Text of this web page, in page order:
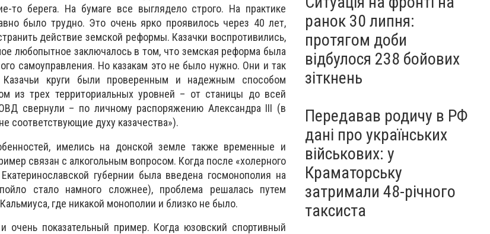
то берега. На бумаге все выглядело строго. На практике
было трудно. Это очень ярко проявилось через 40 лет,
действие земской реформы. Казачки воспротивились,
любопытное заключалось в том, что земская реформа была
самоуправления. Но казакам это не было нужно. Они и так
Казачьи круги были проверенным и надежным способом
из трех территориальных уровней – от станицы до всей
свернули – по личному распоряжению Александра III (в
соответствующие духу казачества»).
имелись на донской земле также временные и
связан с алкогольным вопросом. Когда после «холерного
губернии была введена госмонополия на
стало намного сложнее), проблема решалась путем
где никакой монополии и близко не было.
очень показательный пример. Когда юзовский спортивный
ранок 30 липня:
протягом доби
відбулося 238 бойових
зіткнень
Передавав родичу в РФ
дані про українських
військових: у
Краматорську
затримали 48-річного
таксиста